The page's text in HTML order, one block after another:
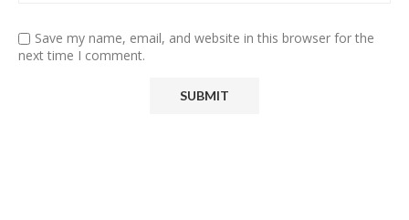
Save my name, email, and website in this browser for the
next time I comment.